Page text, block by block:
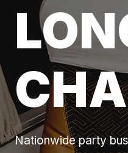
Nationwide party